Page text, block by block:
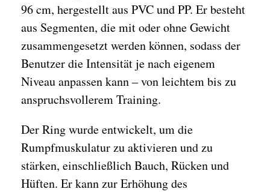
96 cm, hergestellt aus PVC und PP. Er besteht
aus Segmenten, die mit oder ohne Gewicht
zusammengesetzt werden können, sodass der
Benutzer die Intensität je nach eigenem
Niveau anpassen kann – von leichtem bis zu
anspruchsvollerem Training.
Der Ring wurde entwickelt, um die
Rumpfmuskulatur zu aktivieren und zu
stärken, einschließlich Bauch, Rücken und
Hüften. Er kann zur Erhöhung des